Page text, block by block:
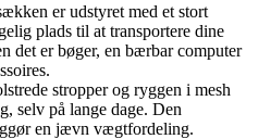
er udstyret med et stort
plads til at transportere dine
det er bøger, en bærbar computer
stropper og ryggen i mesh
selv på lange dage. Den
en jævn vægtfordeling.